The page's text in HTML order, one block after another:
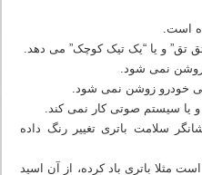
سلامت باتری تغییر رنگ داده
مثلا باتری باد کرده، از آن اسید